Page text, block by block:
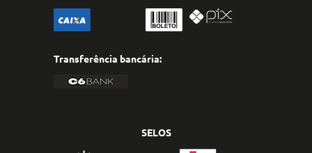
Transferência bancária:
SELOS